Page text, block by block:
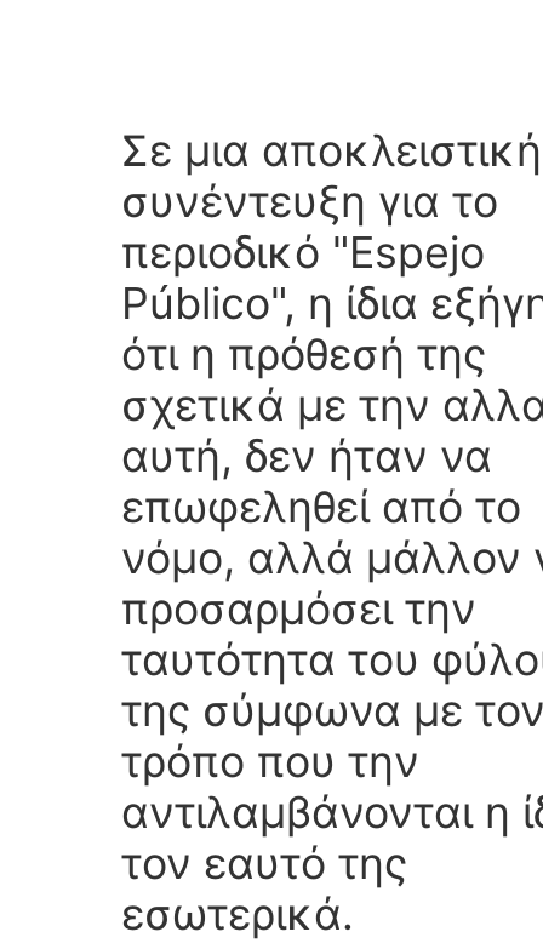
Σε μια αποκλειστική
συνέντευξη για το
περιοδικό "Espejo
Público", η ίδια
ότι η πρόθεσή της
σχετικά με την
αυτή, δεν ήταν να
επωφεληθεί από το
νόμο, αλλά μάλλον
προσαρμόσει την
ταυτότητα του
της σύμφωνα με
τρόπο που την
αντιλαμβάνονται η
τον εαυτό της
εσωτερικά.